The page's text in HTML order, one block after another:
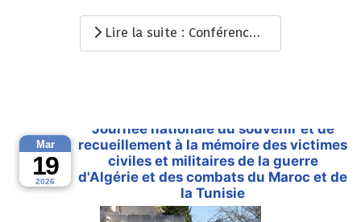
Lire la suite : Conférence et film CASABIANCA
Journée nationale du souvenir et de
recueillement à la mémoire des victimes
civiles et militaires de la guerre
d'Algérie et des combats du Maroc et de
la Tunisie
19
Mar
2026